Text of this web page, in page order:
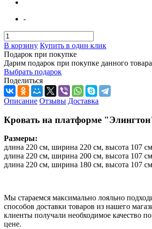
-
В корзину Купить в один клик
Подарок при покупке
Дарим подарок при покупке данного товара
Выбрать подарок
Поделиться
Описание Отзывы Доставка
Кровать на платформе
Размеры:
длина 220 см, ширина 220 см, высота 107
длина 220 см, ширина 200 см, высота 107
длина 220 см, ширина 180 см, высота 107
Мы стараемся максимально лояльно
способов доставки товаров из нашего
клиенты получали необходимое качество
цене.